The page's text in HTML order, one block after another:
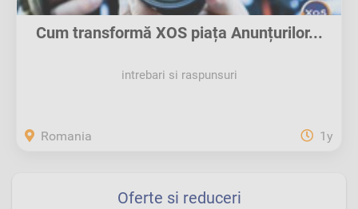
Cum transformă XOS piața Anunțurilor...
intrebari si raspunsuri
Romania 1y
Oferte si reduceri